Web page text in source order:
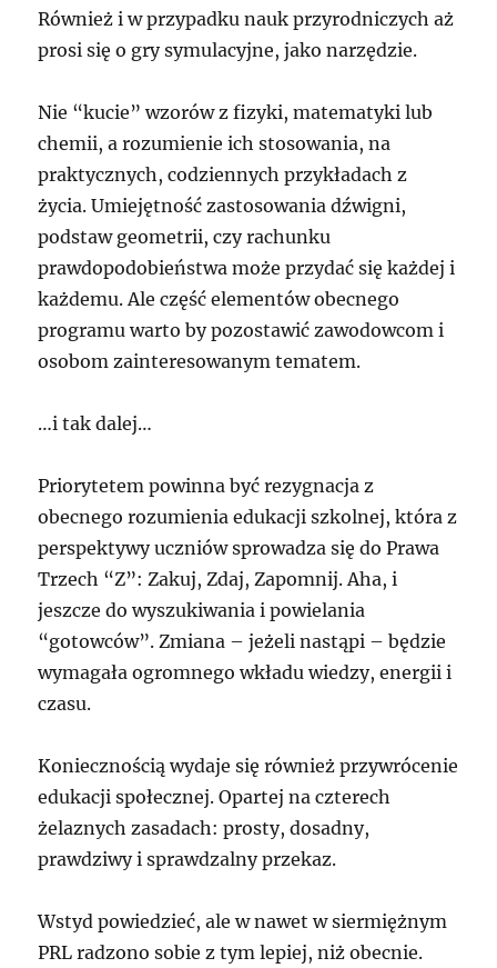
Również i w przypadku nauk przyrodniczych aż
prosi się o gry symulacyjne, jako narzędzie.
Nie “kucie” wzorów z fizyki, matematyki lub
chemii, a rozumienie ich stosowania, na
praktycznych, codziennych przykładach z
życia. Umiejętność zastosowania dźwigni,
podstaw geometrii, czy rachunku
prawdopodobieństwa może przydać się każdej i
każdemu. Ale część elementów obecnego
programu warto by pozostawić zawodowcom i
osobom zainteresowanym tematem.
…i tak dalej…
Priorytetem powinna być rezygnacja z
obecnego rozumienia edukacji szkolnej, która z
perspektywy uczniów sprowadza się do Prawa
Trzech “Z”: Zakuj, Zdaj, Zapomnij. Aha, i
jeszcze do wyszukiwania i powielania
“gotowców”. Zmiana – jeżeli nastąpi – będzie
wymagała ogromnego wkładu wiedzy, energii i
czasu.
Koniecznością wydaje się również przywrócenie
edukacji społecznej. Opartej na czterech
żelaznych zasadach: prosty, dosadny,
prawdziwy i sprawdzalny przekaz.
Wstyd powiedzieć, ale w nawet w siermiężnym
PRL radzono sobie z tym lepiej, niż obecnie.